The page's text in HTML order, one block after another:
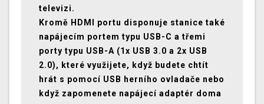
televizi.
Kromě HDMI portu disponuje stanice také
napájecím portem typu USB-C a třemi
porty typu USB-A (1x USB 3.0 a 2x USB
2.0), které využijete, když budete chtít
hrát s pomocí USB herního ovladače nebo
když zapomenete napájecí adaptér doma